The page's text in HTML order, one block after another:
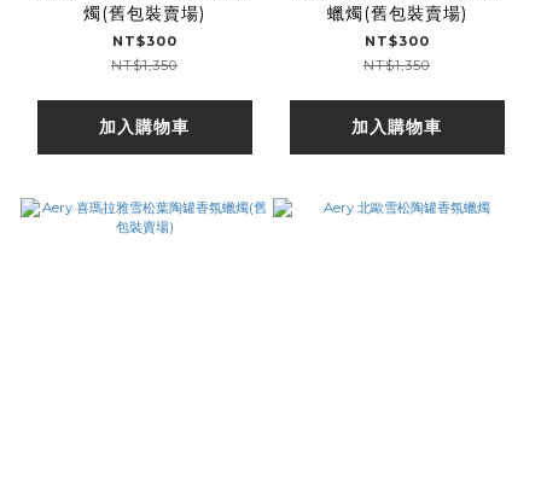
燭(舊包裝賣場)
NT$300
NT$1,350
加入購物車
蠟燭(舊包裝賣場)
NT$300
NT$1,350
加入購物車